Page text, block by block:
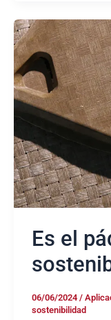
Es el
06/06/2024 /
sostenibilidad
Es
el
pádel
una
industria
sostenible?